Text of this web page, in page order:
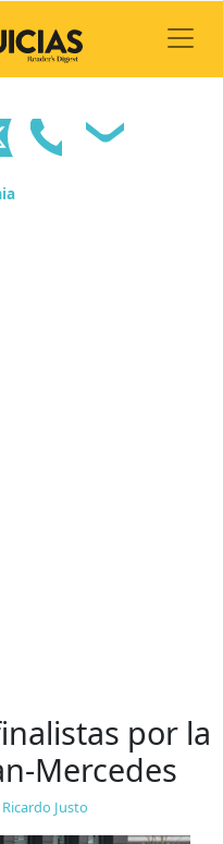
por la
Mercedes
Ricardo Justo